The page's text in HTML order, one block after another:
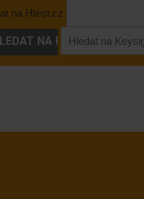
na Htest.cz